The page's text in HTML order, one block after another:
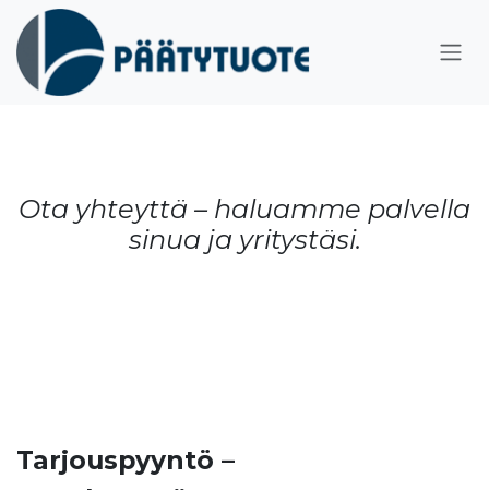
Siirry sisältöön
Ota yhteyttä – haluamme palvella
sinua ja yritystäsi.
Tarjouspyyntö –